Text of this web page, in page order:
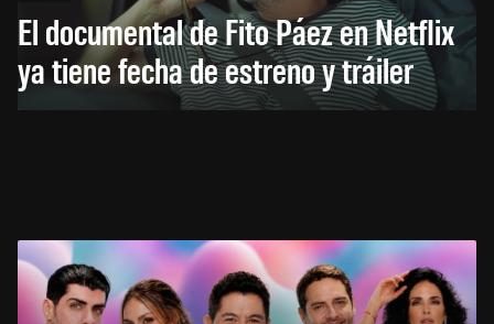
El documental de Fito Páez en Netflix
ya tiene fecha de estreno y tráiler